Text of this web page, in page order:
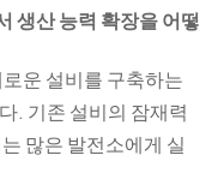
생산 능력 확장을 어떻
운 설비를 구축하는
. 기존 설비의 잠재력
많은 발전소에게 실